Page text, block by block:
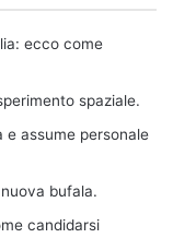
ecco come
spaziale.
e assume personale
bufala.
candidarsi